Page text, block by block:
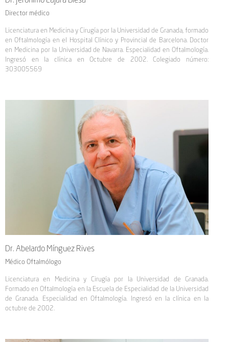
Director médico
Licenciatura en Medicina y Cirugía por la Universidad de Granada, formado
en Oftalmología en el Hospital Clínico y Provincial de Barcelona. Doctor
en Medicina por la Universidad de Navarra. Especialidad en Oftalmología.
Ingresó en la clínica en Octubre de 2002. Colegiado número:
303005569
Dr. Abelardo Mínguez Rives
Médico Oftalmólogo
Licenciatura en Medicina y Cirugía por la Universidad de Granada.
Formado en Oftalmología en la Escuela de Especialidad de la Universidad
de Granada. Especialidad en Oftalmología. Ingresó en la clínica en la
octubre de 2002.